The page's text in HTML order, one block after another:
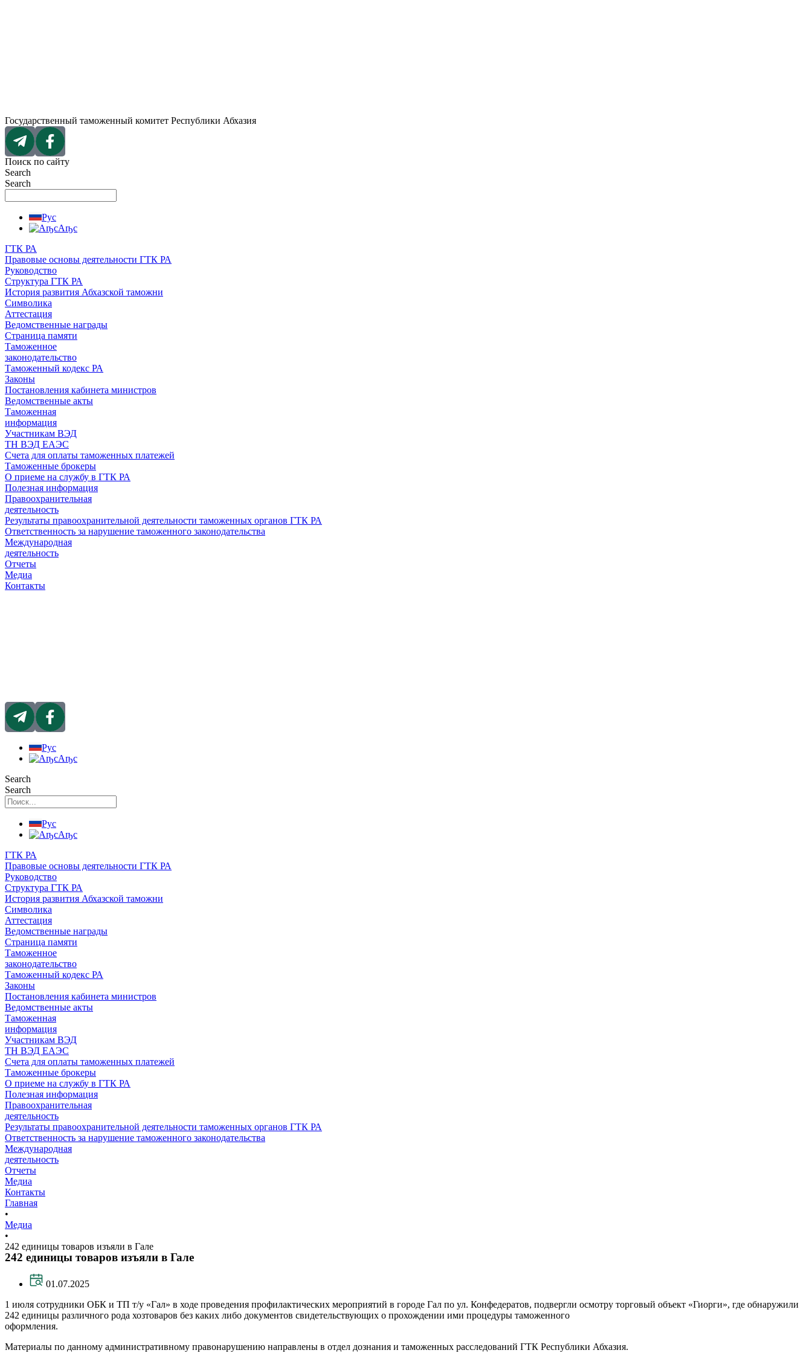
Государственный таможенный комитет Республики Абхазия
Поиск по сайту
Search
Search
Рус
Аҧс
ГТК РА
Правовые основы деятельности ГТК РА
Руководство
Структура ГТК РА
История развития Абхазской таможни
Символика
Аттестация
Ведомственные награды
Страница памяти
Таможенное
законодательство
Таможенный кодекс РА
Законы
Постановления кабинета министров
Ведомственные акты
Таможенная
информация
Участникам ВЭД
ТН ВЭД ЕАЭС
Счета для оплаты таможенных платежей
Таможенные брокеры
О приеме на службу в ГТК РА
Полезная информация
Правоохранительная
деятельность
Результаты правоохранительной деятельности таможенных органов ГТК РА
Ответственность за нарушение таможенного законодательства
Международная
деятельность
Отчеты
Медиа
Контакты
Рус
Аҧс
Search
Search
Рус
Аҧс
ГТК РА
Правовые основы деятельности ГТК РА
Руководство
Структура ГТК РА
История развития Абхазской таможни
Символика
Аттестация
Ведомственные награды
Страница памяти
Таможенное
законодательство
Таможенный кодекс РА
Законы
Постановления кабинета министров
Ведомственные акты
Таможенная
информация
Участникам ВЭД
ТН ВЭД ЕАЭС
Счета для оплаты таможенных платежей
Таможенные брокеры
О приеме на службу в ГТК РА
Полезная информация
Правоохранительная
деятельность
Результаты правоохранительной деятельности таможенных органов ГТК РА
Ответственность за нарушение таможенного законодательства
Международная
деятельность
Отчеты
Медиа
Контакты
Главная
•
Медиа
•
242 единицы товаров изъяли в Гале
242 единицы товаров изъяли в Гале
01.07.2025
1 июля сотрудники ОБК и ТП т/у «Гал» в ходе проведения профилактических мероприятий в городе Гал по ул. Конфедератов, подвергли осмотру торговый объект «Гиорги», где обнаружили
242 единицы различного рода хозтоваров без каких либо документов свидетельствующих о прохождении ими процедуры таможенного
оформления.
Материалы по данному административному правонарушению направлены в отдел дознания и таможенных расследований ГТК Республики Абхазия.